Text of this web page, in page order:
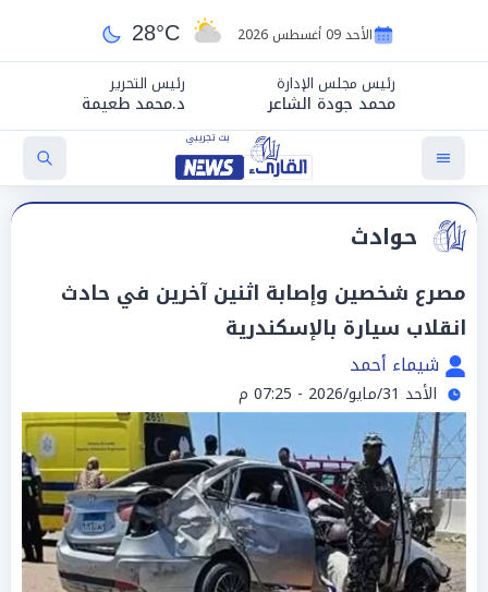
الأحد 09 أغسطس 2026 28°C
رئيس مجلس الإدارة
محمد جودة الشاعر
رئيس التحرير
د.محمد طعيمة
حوادث
مصرع شخصين وإصابة اثنين آخرين في حادث
انقلاب سيارة بالإسكندرية
شيماء أحمد
الأحد 31/مايو/2026 - 07:25 م